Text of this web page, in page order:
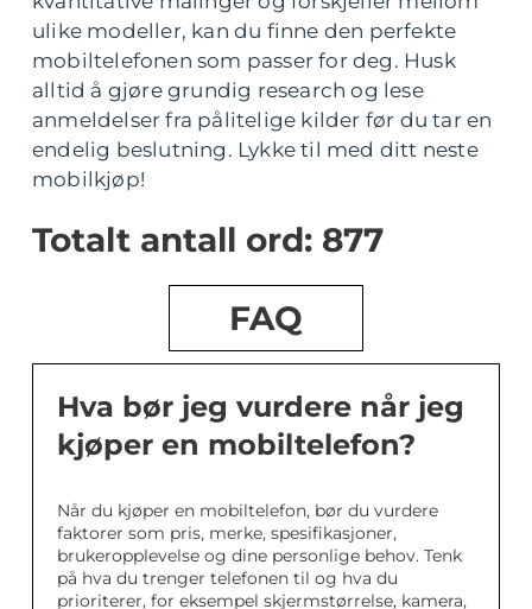
ulike modeller, kan du finne den perfekte
mobiltelefonen som passer for deg. Husk
alltid å gjøre grundig research og lese
anmeldelser fra pålitelige kilder før du tar en
endelig beslutning. Lykke til med ditt neste
mobilkjøp!
Totalt antall ord: 877
FAQ
Hva bør jeg vurdere når jeg
kjøper en mobiltelefon?
Når du kjøper en mobiltelefon, bør du vurdere
faktorer som pris, merke, spesifikasjoner,
brukeropplevelse og dine personlige behov. Tenk
på hva du trenger telefonen til og hva du
prioriterer, for eksempel skjermstørrelse, kamera,